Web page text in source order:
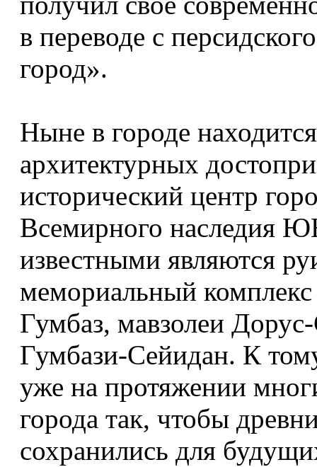
в переводе с
город».
Ныне в городе
архитектурных
исторический центр
Всемирного наследия
известными являются
мемориальный
Гумбаз, мавзолеи
Гумбази-Сейидан. К
уже на протяжении
города так, чтобы
сохранились для